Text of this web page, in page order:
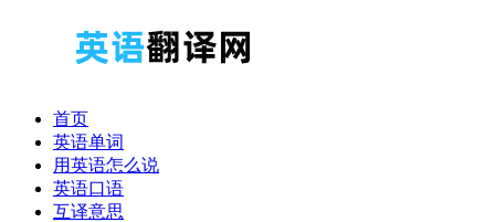
首页
英语单词
用英语怎么说
英语口语
互译意思